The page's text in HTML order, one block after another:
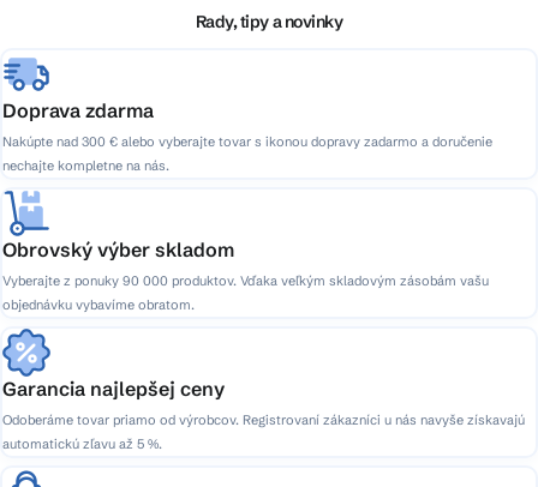
e
Rady, tipy a novinky
Doprava zdarma
Nakúpte nad 300 € alebo vyberajte tovar s ikonou dopravy zadarmo a doručenie
nechajte kompletne na nás.
Obrovský výber skladom
Vyberajte z ponuky 90 000 produktov. Vďaka veľkým skladovým zásobám vašu
objednávku vybavíme obratom.
Garancia najlepšej ceny
Odoberáme tovar priamo od výrobcov. Registrovaní zákazníci u nás navyše získavajú
automatickú zľavu až 5 %.